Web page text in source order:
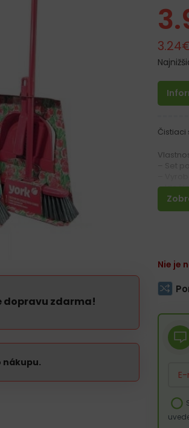
dopravu zdarma!
nákupu.
3.24
Čistiaci
– Set
–
–
Nie je
your
email
to